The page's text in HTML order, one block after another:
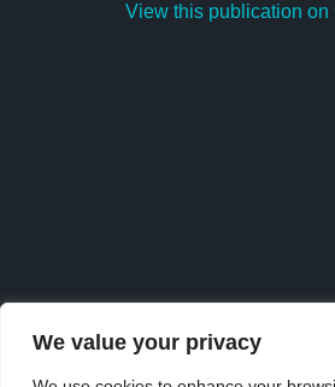
We value your privacy
View this publication on